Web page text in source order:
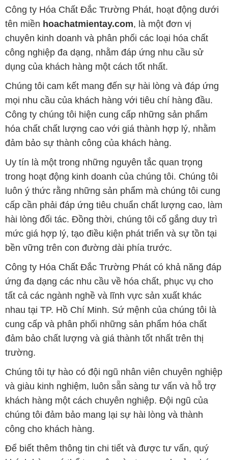
Công ty Hóa Chất Đắc Trường Phát, hoạt động dưới
tên miền hoachatmientay.com, là một đơn vị
chuyên kinh doanh và phân phối các loại hóa chất
công nghiệp đa dạng, nhằm đáp ứng nhu cầu sử
dụng của khách hàng một cách tốt nhất.
Chúng tôi cam kết mang đến sự hài lòng và đáp ứng
mọi nhu cầu của khách hàng với tiêu chí hàng đầu.
Công ty chúng tôi hiện cung cấp những sản phẩm
hóa chất chất lượng cao với giá thành hợp lý, nhằm
đảm bảo sự thành công của khách hàng.
Uy tín là một trong những nguyên tắc quan trọng
trong hoạt động kinh doanh của chúng tôi. Chúng tôi
luôn ý thức rằng những sản phẩm mà chúng tôi cung
cấp cần phải đáp ứng tiêu chuẩn chất lượng cao, làm
hài lòng đối tác. Đồng thời, chúng tôi cố gắng duy trì
mức giá hợp lý, tạo điều kiện phát triển và sự tồn tại
bền vững trên con đường dài phía trước.
Công ty Hóa Chất Đắc Trường Phát có khả năng đáp
ứng đa dạng các nhu cầu về hóa chất, phục vụ cho
tất cả các ngành nghề và lĩnh vực sản xuất khác
nhau tại TP. Hồ Chí Minh. Sứ mệnh của chúng tôi là
cung cấp và phân phối những sản phẩm hóa chất
đảm bảo chất lượng và giá thành tốt nhất trên thị
trường.
Chúng tôi tự hào có đội ngũ nhân viên chuyên nghiệp
và giàu kinh nghiệm, luôn sẵn sàng tư vấn và hỗ trợ
khách hàng một cách chuyên nghiệp. Đội ngũ của
chúng tôi đảm bảo mang lại sự hài lòng và thành
công cho khách hàng.
Để biết thêm thông tin chi tiết và được tư vấn, quý